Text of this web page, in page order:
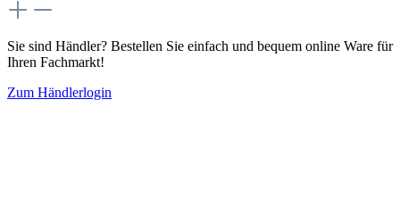
Sie sind Händler? Bestellen Sie einfach und bequem online Ware für
Ihren Fachmarkt!
Zum Händlerlogin